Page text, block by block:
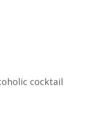
cocktail